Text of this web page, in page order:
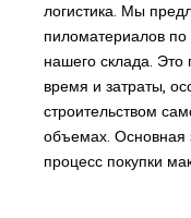
логистика. Мы
пиломатериалов
нашего склада. Это
время и затраты,
строительством
объемах.
процесс покупки